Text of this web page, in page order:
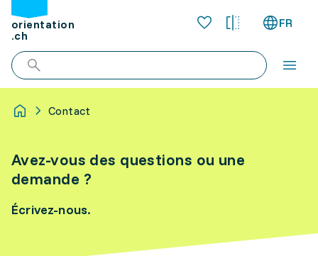
orientation
.ch
FR
Contact
Avez-vous des questions ou une
demande ?
Écrivez-nous.